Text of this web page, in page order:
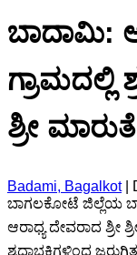
ಬಾದಾಮಿ:
ಗ್ರಾಮದಲ್ಲಿ
ಶ್ರೀ
Badami, Bagalkot|
ಬಾಗಲಕೋಟೆ ಜಿಲ್ಲೆಯ
ಆರಾಧ್ಯ ದೇವರಾದ ಶ್ರೀ
ಶ್ರದ್ಧಾಭಕ್ತಿಗಳಿಂದ